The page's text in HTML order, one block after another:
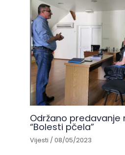
Održano predavanje
“Bolesti pčela”
Vijesti /08/05/2023